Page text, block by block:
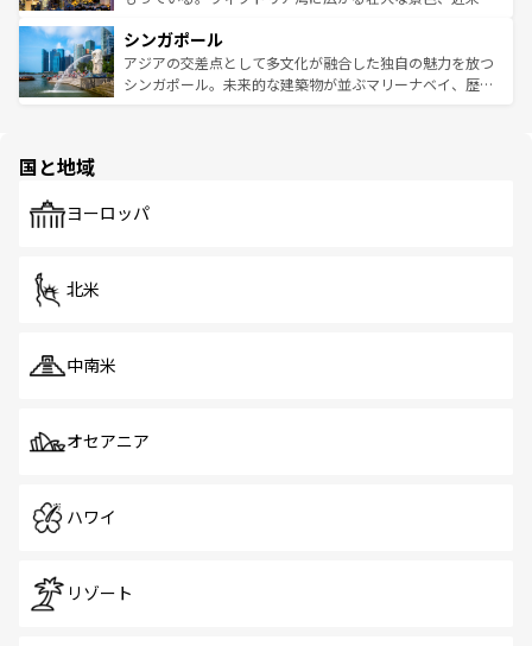
参照してほしい。
激する。気候は一年中温暖で、どの季節にも異なる楽しみ
が待っている。親しみやすいタイの人々、仏教を中心とし
た文化、そして多様な観光資源が、訪れる旅人を魅了し続
み、どこを訪れても感動するはず。観光スポットが密集し
ており、効率よく見どころを回れるのも魅力。息をのむよ
うな絶景から文化的な体験まで、香港を存分に楽しみ尽く
シンガポール
アジアの交差点として多文化が融合した独自の魅力を放つ
シンガポール。未来的な建築物が並ぶマリーナベイ、歴史
で、ホーカーズは地元の風情を楽しめる外せないスポット
国と地域
ヨーロッパ
北米
中南米
オセアニア
ハワイ
リゾート